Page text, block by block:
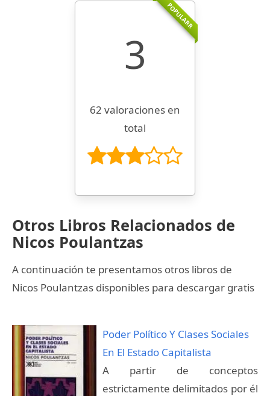
POPULARR
3
62 valoraciones en
total
Otros Libros Relacionados de
Nicos Poulantzas
A continuación te presentamos otros libros de
Nicos Poulantzas disponibles para descargar gratis
Poder Político Y Clases Sociales
En El Estado Capitalista
A partir de conceptos
estrictamente delimitados por él